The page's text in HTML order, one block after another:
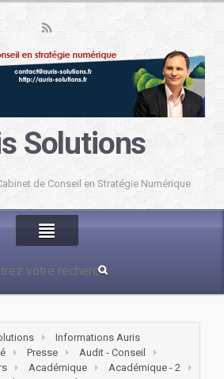
Solutions
de Conseil en Stratégie Numérique
Informations Auris
Presse
Audit - Conseil
Académique
Académique - 2